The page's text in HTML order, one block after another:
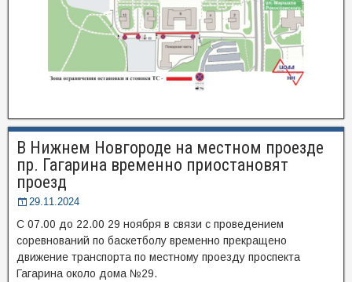
В Нижнем Новгороде на местном проезде
пр. Гагарина временно приостановят
проезд
29.11.2024
С 07.00 до 22.00 29 ноября в связи с проведением
соревнований по баскетболу временно прекращено
движение транспорта по местному проезду проспекта
Гагарина около дома №29.